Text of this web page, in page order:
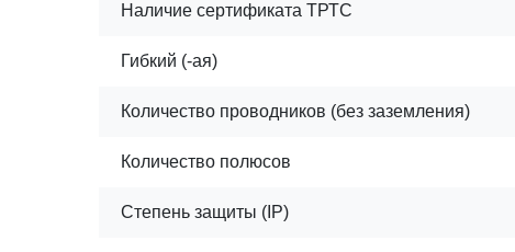
Наличие сертификата ТРТС
Гибкий (-ая)
Количество проводников (без заземления)
Количество полюсов
Степень защиты (IP)